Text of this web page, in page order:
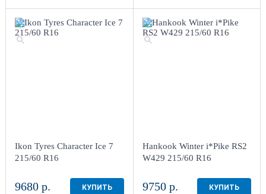
Ikon Tyres Character Ice 7
215/60 R16
9680 р. КУПИТЬ
Hankook Winter i*Pike RS2
W429 215/60 R16
9750 р. КУПИТЬ